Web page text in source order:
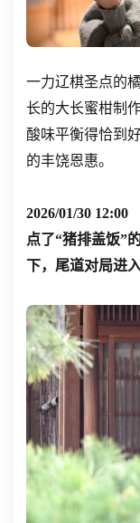
一力辽棋圣点的
长的大长蜜柑制
酸味平衡得恰到
的丰饶恩惠。
2026/01/30 12:00
点了“猪排盖饭”
下，尾道对局进